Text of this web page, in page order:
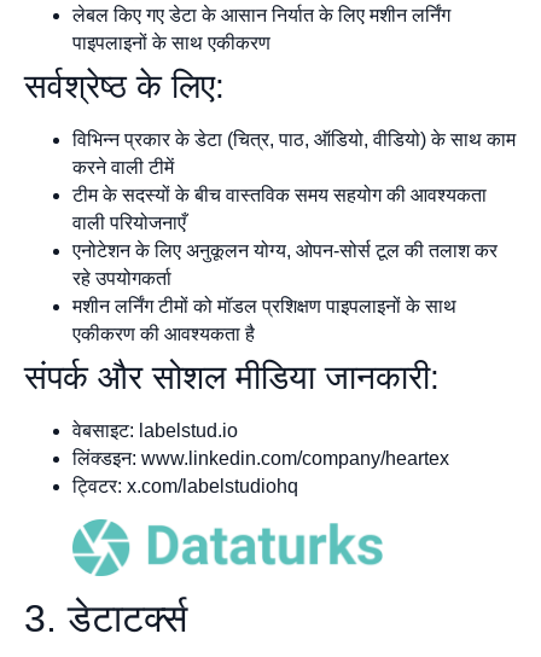
लेबल किए गए डेटा के आसान निर्यात के लिए मशीन लर्निंग
पाइपलाइनों के साथ एकीकरण
सर्वश्रेष्ठ के लिए:
विभिन्न प्रकार के डेटा (चित्र, पाठ, ऑडियो, वीडियो) के साथ काम
करने वाली टीमें
टीम के सदस्यों के बीच वास्तविक समय सहयोग की आवश्यकता
वाली परियोजनाएँ
एनोटेशन के लिए अनुकूलन योग्य, ओपन-सोर्स टूल की तलाश कर
रहे उपयोगकर्ता
मशीन लर्निंग टीमों को मॉडल प्रशिक्षण पाइपलाइनों के साथ
एकीकरण की आवश्यकता है
संपर्क और सोशल मीडिया जानकारी:
वेबसाइट: labelstud.io
लिंक्डइन: www.linkedin.com/company/heartex
ट्विटर: x.com/labelstudiohq
3. डेटाटर्क्स